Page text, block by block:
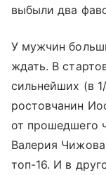
выбыли два
У мужчин
ждать. В
сильнейших (в
ростовчанин
от прошедшего
Валерия
топ-16. И в